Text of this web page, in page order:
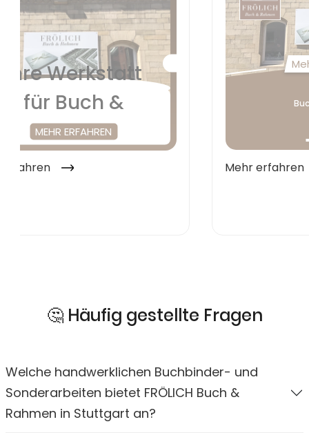
🤔 Häufig gestellte Fragen
Welche handwerklichen Buchbinder- und
Sonderarbeiten bietet FRÖLICH Buch &
Rahmen in Stuttgart an?